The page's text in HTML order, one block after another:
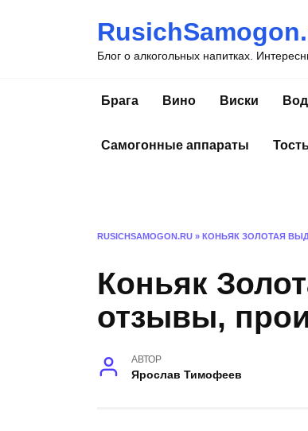
Блог о алкогольных напитках.
Брага Вино Виски
Самогонные аппараты
RUSICHSAMOGON.RU » КОНЬЯК ЗОЛОТАЯ
Коньяк
отзывы,
АВТОР
Ярослав Тимофеев